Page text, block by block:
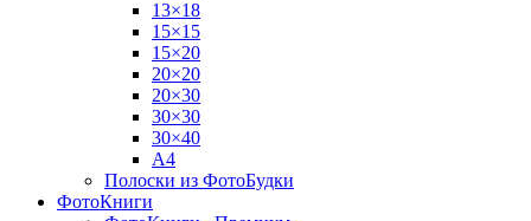
13×18
15×15
15×20
20×20
20×30
30×30
30×40
A4
Полоски из ФотоБудки
ФотоКниги